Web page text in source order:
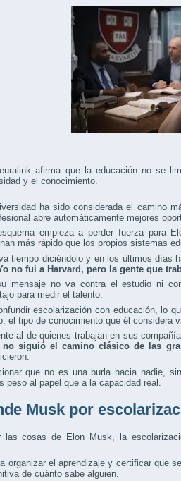
afirma que la educación no se
y el conocimiento.
ha sido considerada el camino
abre automáticamente mejores
empieza a perder fuerza para
más rápido que los propios sistemas
tiempo diciéndolo y en los últimos días
no fui a Harvard, pero la gente que
mensaje no va contra el estudio ni
para medir el talento.
escolarización con educación, lo
el tipo de conocimiento que él considera
al de quienes trabajan en sus
siguió el camino clásico de las
que no es una burla hacia nadie,
peso al papel que a la capacidad real.
Musk por
cosas de Elon Musk, la
organizar el aprendizaje y certificar que
de cuánto sabe alguien.